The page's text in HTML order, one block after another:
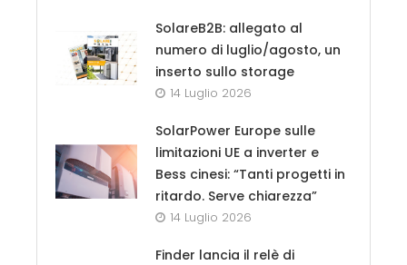
SolareB2B: allegato al
numero di luglio/agosto, un
inserto sullo storage
14 Luglio 2026
SolarPower Europe sulle
limitazioni UE a inverter e
Bess cinesi: “Tanti progetti in
ritardo. Serve chiarezza”
14 Luglio 2026
Finder lancia il relè di